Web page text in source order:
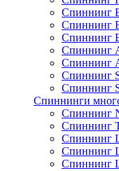
Спиннинг
Спиннинг
Спиннинг
Спиннинг
Спиннинг
Спиннинг
Спиннинг
Спиннинги
Спиннинг
Спиннинг
Спиннинг
Спиннинг
Спиннинг